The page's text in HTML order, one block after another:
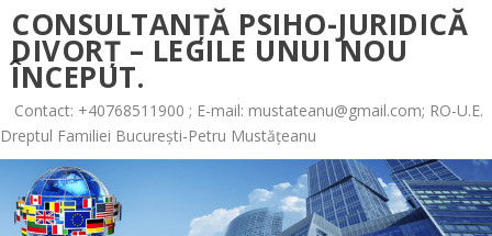
CONSULTANȚĂ PSIHO-JURIDICĂ
DIVORȚ – LEGILE UNUI NOU
ÎNCEPUT.
Contact: +40768511900 ; E-mail: mustateanu@gmail.com; RO-U.E.
Dreptul Familiei București-Petru Mustățeanu